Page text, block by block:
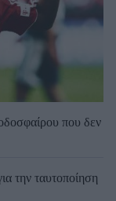
που δεν
την ταυτοποίηση